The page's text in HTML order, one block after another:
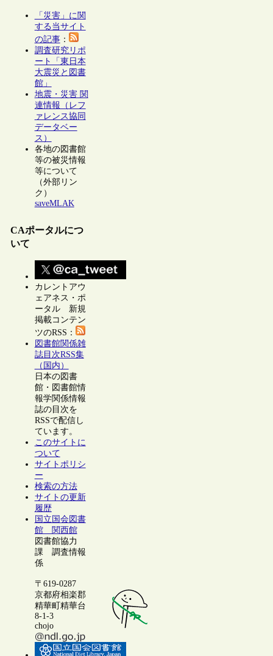
「災害」に関
する当サイト
の記事：
調査研究リポ
ート「東日本
大震災と図書
館」
地震・災害 関
連情報（レフ
ァレンス協同
データベー
ス）
各地の図書館
等の被災情報
等について
（外部リン
ク）
saveMLAK
CAポータルにつ
いて
カレントアウ
ェアネス・ポ
ータル 新規
掲載コンテン
ツのRSS：
図書館関係雑
誌目次RSS集
（国内）
日本の図書
館・図書館情
報学関係情報
誌の目次を
RSSで配信し
ています。
このサイトに
ついて
サイトポリシ
ー
検索の方法
サイトの更新
履歴
国立国会図書
館 関西館
図書館協力
課 調査情報
係
〒619-0287
京都府相楽郡
精華町精華台
8-1-3
chojo